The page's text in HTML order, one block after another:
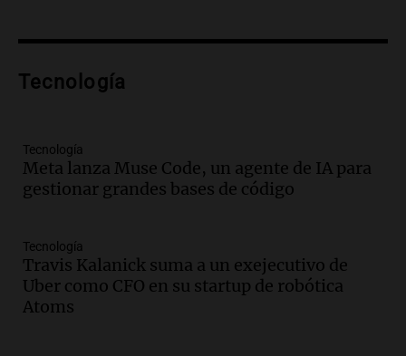
Audio.Lanzamiento del Tigo 7 CSH: el
al mercado argentino
Audio.
Mundial de Natación de Invierno con
récords y atletas de 20 países
Audio.Conductor imputado por
accidente fatal en San Luis dejó tres
jóvenes muertos y un herido grave
Tecnología
Tecnología
Meta lanza Muse Code, un agente de IA para
gestionar grandes bases de código
Tecnología
Travis Kalanick suma a un exejecutivo de
Uber como CFO en su startup de robótica
Atoms